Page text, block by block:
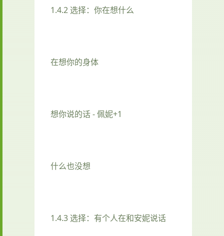
1.4.2 选择：你在想什么
在想你的身体
想你说的话 - 佩妮+1
什么也没想
1.4.3 选择：有个人在和安妮说话